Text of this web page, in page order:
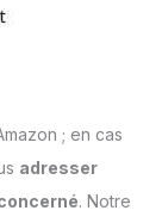
; en cas
adresser
. Notre